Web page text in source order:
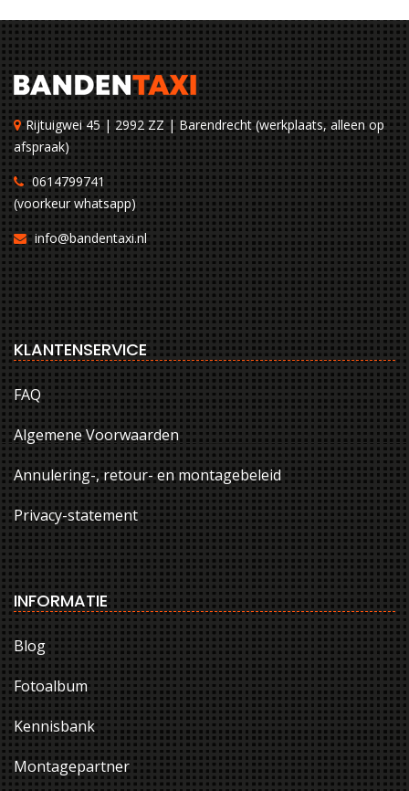
Rijtuigwei 45 | 2992 ZZ | Barendrecht (werkplaats, alleen op
afspraak)
0614799741
(voorkeur whatsapp)
info@bandentaxi.nl
KLANTENSERVICE
FAQ
Algemene Voorwaarden
Annulering-, retour- en montagebeleid
Privacy-statement
INFORMATIE
Blog
Fotoalbum
Kennisbank
Montagepartner